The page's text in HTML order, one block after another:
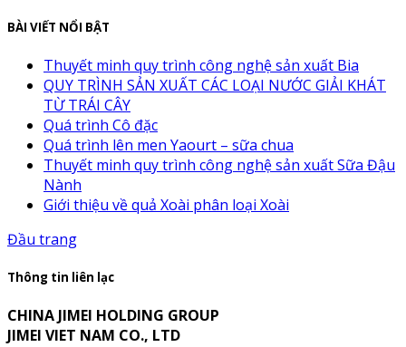
BÀI VIẾT NỔI BẬT
Thuyết minh quy trình công nghệ sản xuất Bia
QUY TRÌNH SẢN XUẤT CÁC LOẠI NƯỚC GIẢI KHÁT
TỪ TRÁI CÂY
Quá trình Cô đặc
Quá trình lên men Yaourt – sữa chua
Thuyết minh quy trình công nghệ sản xuất Sữa Đậu
Nành
Giới thiệu về quả Xoài phân loại Xoài
Đầu trang
Thông tin liên lạc
CHINA JIMEI HOLDING GROUP
JIMEI VIET NAM CO., LTD